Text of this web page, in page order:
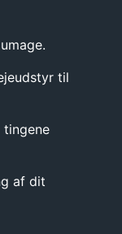
til
tingene
af dit